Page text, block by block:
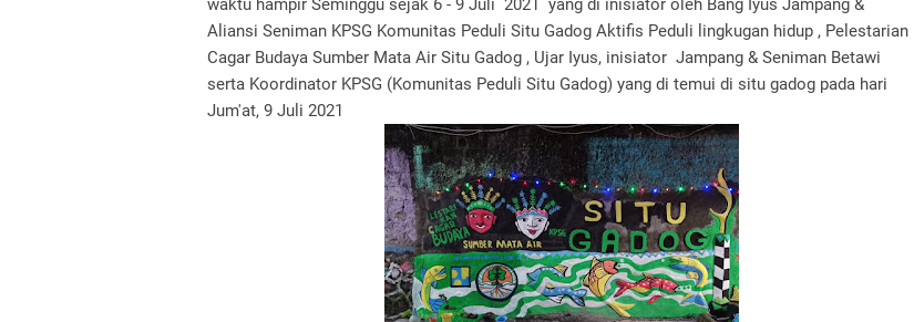
waktu hampir Seminggu sejak 6 - 9 Juli 2021 yang di inisiator oleh Bang Iyus Jampang &
Aliansi Seniman KPSG Komunitas Peduli Situ Gadog Aktifis Peduli lingkugan hidup , Pelestarian
Cagar Budaya Sumber Mata Air Situ Gadog , Ujar Iyus, inisiator Jampang & Seniman Betawi
serta Koordinator KPSG (Komunitas Peduli Situ Gadog) yang di temui di situ gadog pada hari
Jum'at, 9 Juli 2021